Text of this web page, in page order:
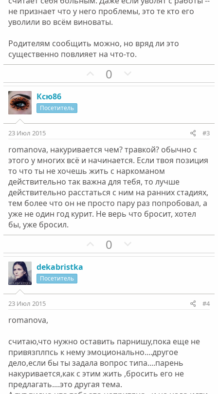
не признает что у него проблемы, это те кто его
уволили во всём виноваты.
Родителям сообщить можно, но вряд ли это
существенно повлияет на что-то.
П
о
т
н
ы
й
г
о
л
с
0
е
т
н
ы
й
г
о
л
с
Ксю86
Посетитель
23 Июл 2015 #3
romanova, накуривается чем? травкой? обычно с
этого у многих всё и начинается. Если твоя позиция
то что ты не хочешь жить с наркоманом
действительно так важна для тебя, то лучше
действительно расстаться с ним на ранних стадиях,
тем более что он не просто пару раз попробовал, а
уже не один год курит. Не верь что бросит, хотел
бы, уже бросил.
П
о
т
ы
й
г
о
л
0
е
т
ы
й
г
о
dekabristka
Посетитель
23 Июл 2015 #4
romanova,
считаю,что нужно оставить парнишу,пока еще не
привязплпсь к нему эмоционально....другое
дело,если бы ты задала вопрос типа....парень
накуривается,как с этим жить ,бросить его не
предлагать....это другая тема.